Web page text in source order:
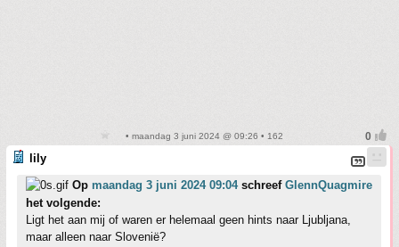
• maandag 3 juni 2024 @ 09:26 • 162
lily
Op maandag 3 juni 2024 09:04schreef GlennQuagmire
het volgende:
Ligt het aan mij of waren er helemaal geen hints naar Ljubljana,
maar alleen naar Slovenië?